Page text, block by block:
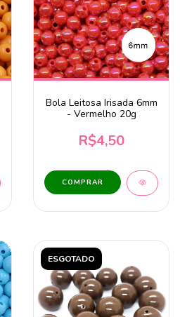
Bola Leitosa Irisada 6mm
- Vermelho 20g
R$4,50
ESGOTADO